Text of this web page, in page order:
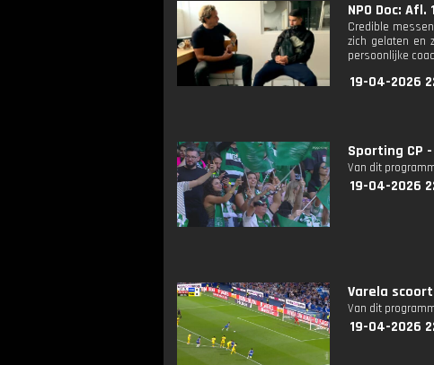
NPO Doc: Afl.
Credible
zich gelaten en
persoonlijke
19-04-2026
Sporting CP
Van dit
19-04-2026
Varela
Van dit
19-04-2026